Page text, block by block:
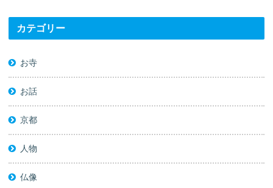
カテゴリー
お寺
お話
京都
人物
仏像